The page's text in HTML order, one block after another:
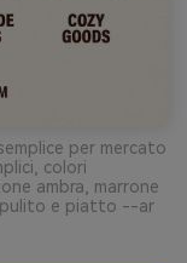
per mercato
colori
ambra, marrone
pulito e piatto --ar